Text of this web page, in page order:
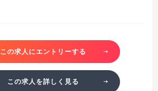
この求人にエントリーする
この求人を詳しく見る